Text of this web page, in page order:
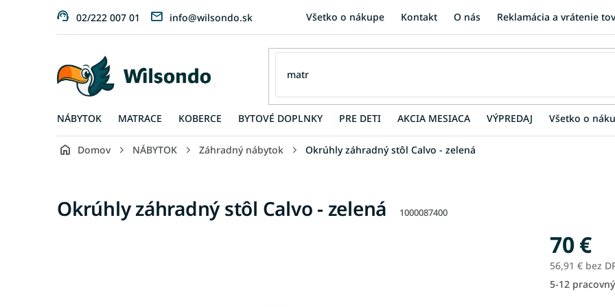
02/222 007 01 info@wilsondo.sk Všetko o nákupe Kontakt O nás Reklamácia a vrátenie
NÁBYTOK MATRACE KOBERCE BYTOVÉ DOPLNKY PRE DETI AKCIA MESIACA VÝPREDAJ Všetko o
Domov NÁBYTOK Záhradný nábytok Okrúhly záhradný stôl Calvo - zelená
Okrúhly záhradný stôl Calvo - zelená 1000087400
70 €
56,91 € bez
Jednotková
5-12